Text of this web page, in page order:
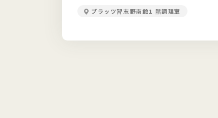
プラッツ習志野南館1 階調理室